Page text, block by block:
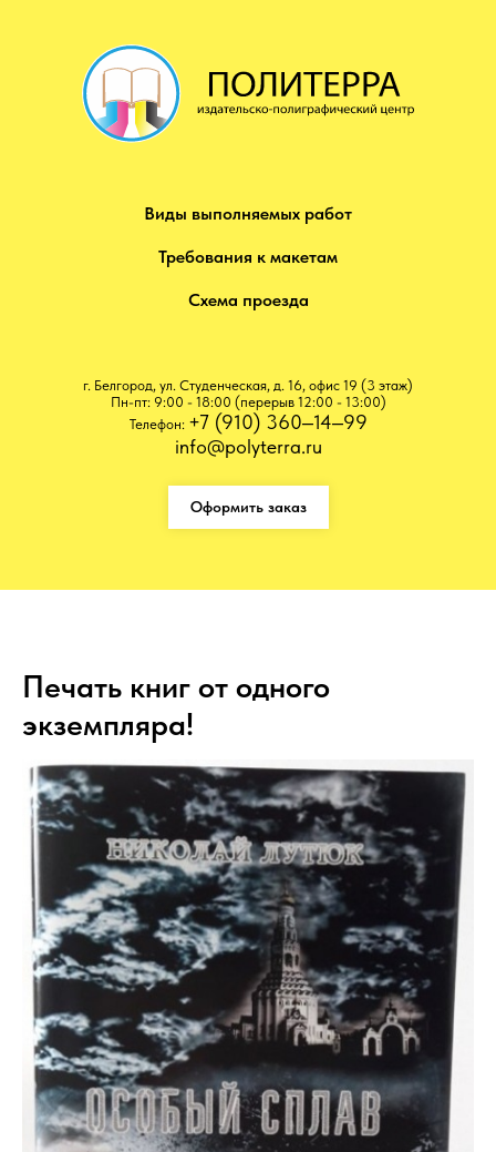
Виды выполняемых работ
Требования к макетам
Схема проезда
г. Белгород, ул. Студенческая, д. 16, офис ​19 (3 этаж)
Пн-пт: 9:00 - 18:00 (перерыв 12:00 - 13:00)
Телефон: +7 (910) 360‒14‒99
info@polyterra.ru
Оформить заказ
Печать книг от одного
экземпляра!